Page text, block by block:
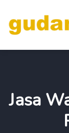
Jasa